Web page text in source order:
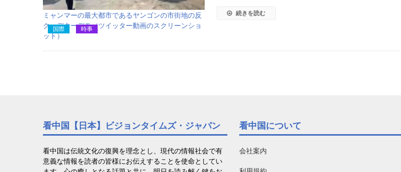
ミャンマーの最大都市であるヤンゴンの市街地の反
クーデターデモ（ツイッター動画のスクリーンショ
ット）
国際 時事
続きを読む
看中国【日本】ビジョンタイムズ・ジャパン
看中国は伝統文化の復興を理念とし、現代の情報社会で有
意義な情報を読者の皆様にお伝えすることを使命としてい
看中国について
会社案内